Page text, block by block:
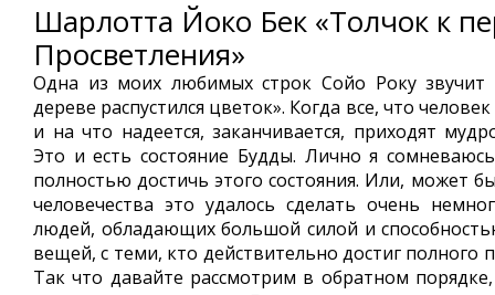
Шарлотта Йоко Бек «Толчок к
Просветления»
Одна из моих любимых строк Сойо Року звучит
дереве распустился цветок». Когда все, что
и на что надеется, заканчивается, приходят
Это и есть состояние Будды. Лично я
полностью достичь этого состояния. Или, может
человечества это удалось сделать очень
людей, обладающих большой силой и
вещей, с теми, кто действительно достиг полного
Так что давайте рассмотрим в обратном